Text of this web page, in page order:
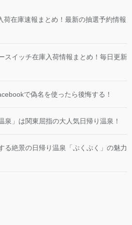
荷在庫速報まとめ！最新の抽選予約情報
スイッチ在庫入荷情報まとめ！毎日更新
で偽名を使ったら後悔する！
泉」は関東屈指の大人気日帰り温泉！
る絶景の日帰り温泉「ぷくぷく」の魅力